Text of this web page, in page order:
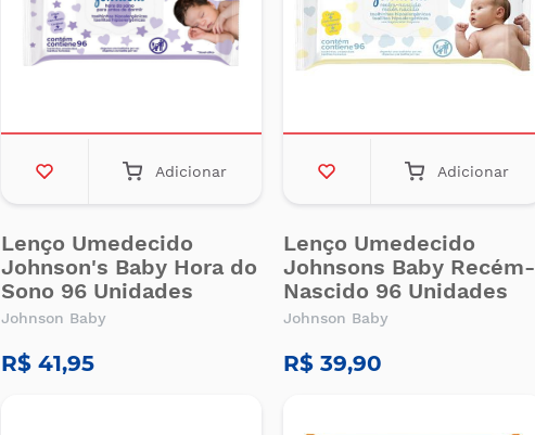
Adicionar
Lenço Umedecido
Johnson's Baby Hora do
Sono 96 Unidades
Johnson Baby
R$ 41,95
Adicionar
Lenço Umedecido
Johnsons Baby Recém-
Nascido 96 Unidades
Johnson Baby
R$ 39,90